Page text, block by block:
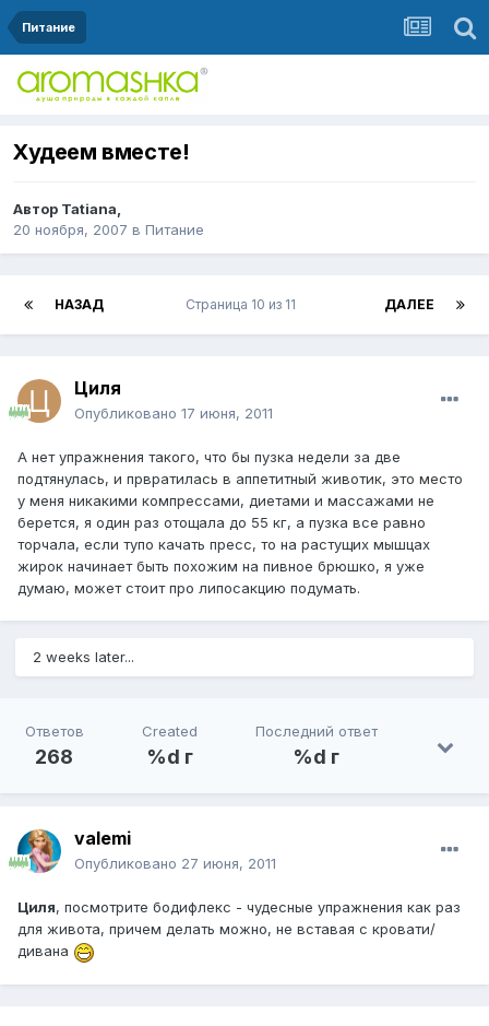
Питание
Худеем вместе!
Автор Tatiana,
20 ноября, 2007 в Питание
НАЗАД ДАЛЕЕ
Страница 10 из 11
Циля
Опубликовано 17 июня, 2011
А нет упражнения такого, что бы пузка недели за две
подтянулась, и првратилась в аппетитный животик, это место
у меня никакими компрессами, диетами и массажами не
берется, я один раз отощала до 55 кг, а пузка все равно
торчала, если тупо качать пресс, то на растущих мышцах
жирок начинает быть похожим на пивное брюшко, я уже
думаю, может стоит про липосакцию подумать.
2 weeks later...
Ответов
268
Created
%d г
Последний ответ
%d г
valemi
Опубликовано 27 июня, 2011
Циля, посмотрите бодифлекс - чудесные упражнения как раз
для живота, причем делать можно, не вставая с кровати/
дивана